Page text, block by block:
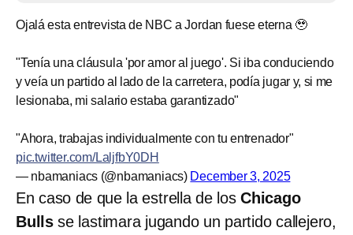
Ojalá esta entrevista de NBC a Jordan fuese eterna 🥹
"Tenía una cláusula 'por amor al juego'. Si iba conduciendo
y veía un partido al lado de la carretera, podía jugar y, si me
lesionaba, mi salario estaba garantizado"
"Ahora, trabajas individualmente con tu entrenador"
pic.twitter.com/LaljfbY0DH
— nbamaniacs (@nbamaniacs) December 3, 2025
En caso de que la estrella de los Chicago
Bulls se lastimara jugando un partido callejero,